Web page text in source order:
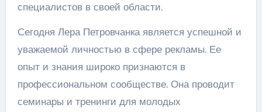
специалистов в своей области.
Сегодня Лера Петровчанка является успешной и
уважаемой личностью в сфере рекламы. Ее
опыт и знания широко признаются в
профессиональном сообществе. Она проводит
семинары и тренинги для молодых